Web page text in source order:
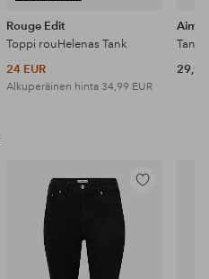
Rouge Edit
Toppi rouHelenas Tank
24 EUR
Alkuperäinen hinta 34,99 EUR
Aim'n
29,99
Lisää